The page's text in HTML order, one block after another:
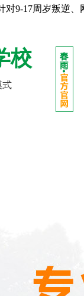
校
式
9-17周岁叛逆